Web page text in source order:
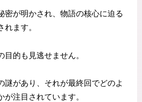
密が明かされ、物語の核心に迫る
れます。
目的も見逃せません。
謎があり、それが最終回でどのよ
が注目されています。